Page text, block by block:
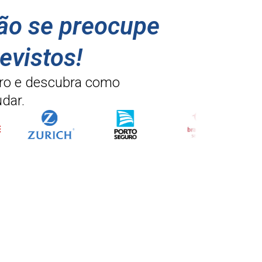
se preocupe
e descubra como